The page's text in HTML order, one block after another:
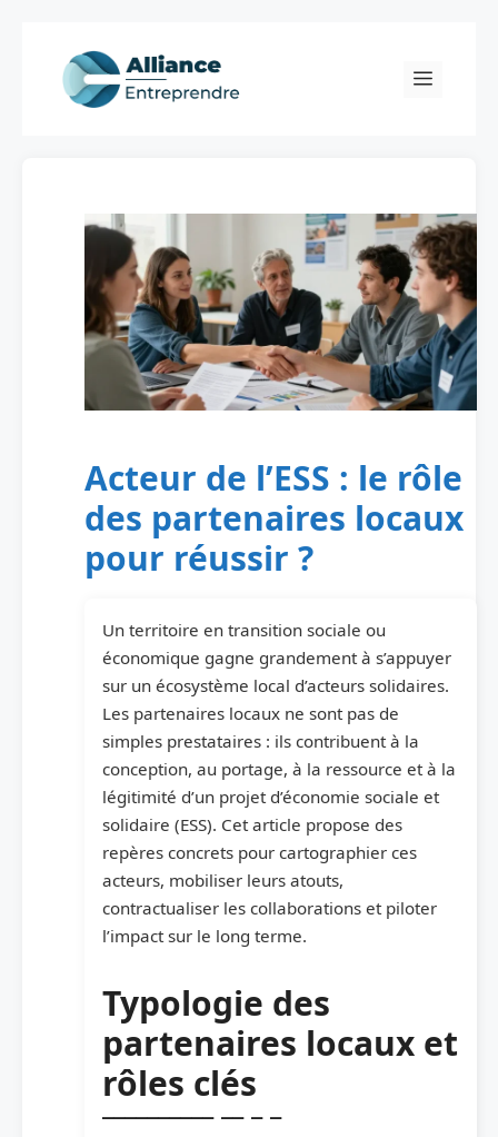
content
Menu
Acteur de l’ESS : le rôle
des partenaires locaux
pour réussir ?
Un territoire en transition sociale ou
économique gagne grandement à s’appuyer
sur un écosystème local d’acteurs solidaires.
Les partenaires locaux ne sont pas de
simples prestataires : ils contribuent à la
conception, au portage, à la ressource et à la
légitimité d’un projet d’économie sociale et
solidaire (ESS). Cet article propose des
repères concrets pour cartographier ces
acteurs, mobiliser leurs atouts,
contractualiser les collaborations et piloter
l’impact sur le long terme.
Typologie des
partenaires locaux et
rôles clés